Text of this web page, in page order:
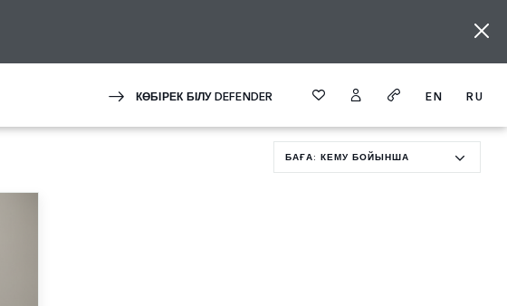
КӨБІРЕК БІЛУ DEFENDER EN RU
БАҒА: КЕМУ БОЙЫНША